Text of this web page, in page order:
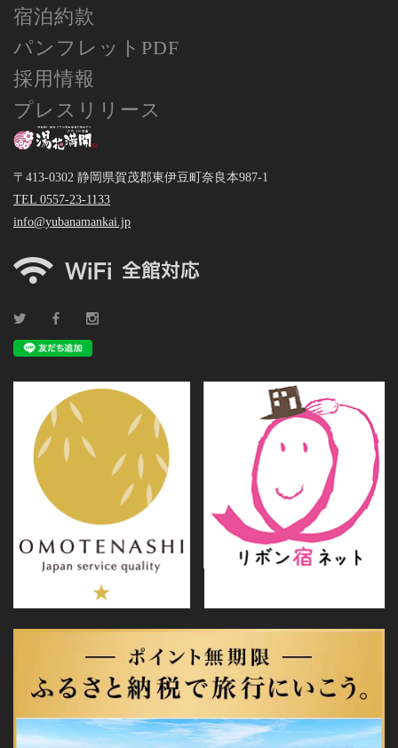
宿泊約款
パンフレットPDF
採用情報
プレスリリース
〒413-0302 静岡県賀茂郡東伊豆町奈良本987-1
TEL 0557-23-1133
info@yubanamankai.jp